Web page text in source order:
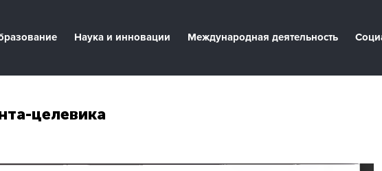
Наука и инновации Международная деятельность
целевика